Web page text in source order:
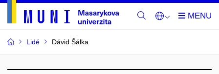
Lidé Dávid Šálka